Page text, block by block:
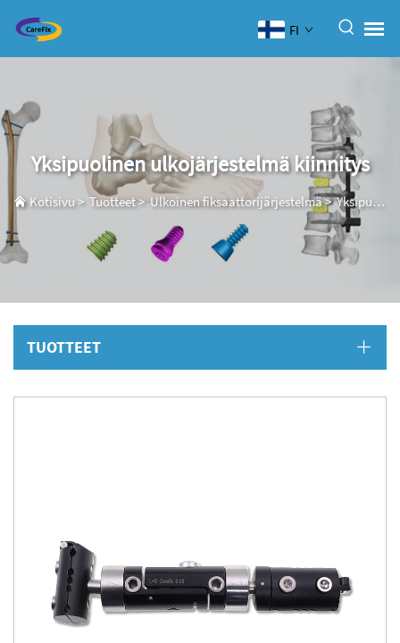
FI
Yksipuolinen ulkojärjestelmä kiinnitys
Kotisivu> Tuotteet>Ulkoinen fiksaattorijärjestelmä>Yksipuolinen ulkojärjestelmä kiinnitys
TUOTTEET